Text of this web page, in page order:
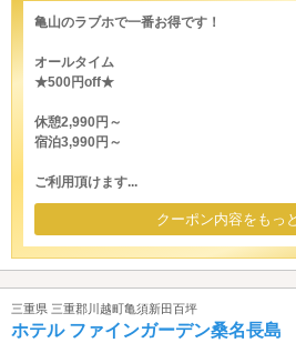
亀山のラブホで一番お得です！
オールタイム
★500円off★
休憩2,990円～
宿泊3,990円～
ご利用頂けます...
クーポン内容をもっ
三重県 三重郡川越町亀須新田百坪
ホテル ファインガーデン桑名長島